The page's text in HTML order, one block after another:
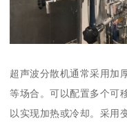
超声波分散机通常采用加
等场合。可以配置多个可
以实现加热或冷却。采用